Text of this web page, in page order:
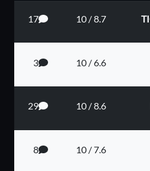
8.7 / 10
17
6.6 / 10
3
8.6 / 10
29
7.6 / 10
8